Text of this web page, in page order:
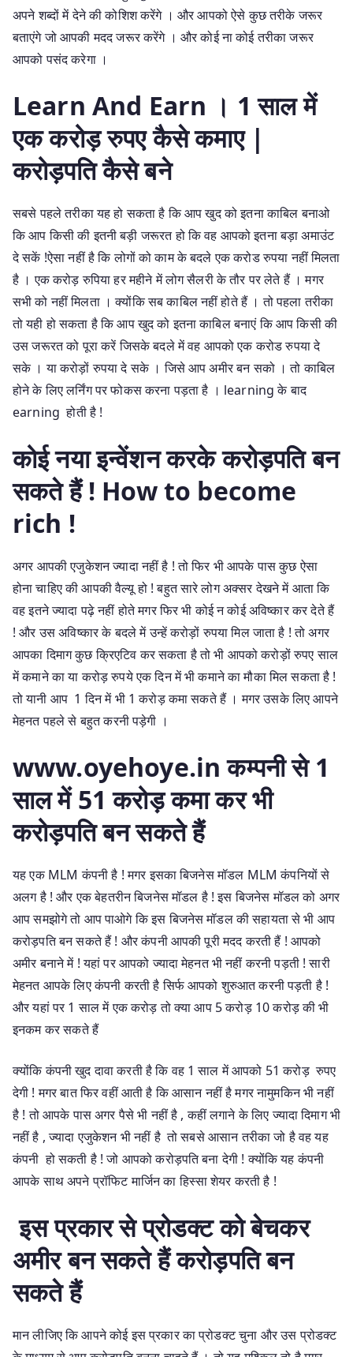
अपने शब्दों में देने की कोशिश करेंगे । और आपको ऐसे कुछ तरीके जरूर
बताएंगे जो आपकी मदद जरूर करेंगे । और कोई ना कोई तरीका जरूर
आपको पसंद करेगा ।
Learn And Earn । 1 साल में
एक करोड़ रुपए कैसे कमाए |
करोड़पति कैसे बने
सबसे पहले तरीका यह हो सकता है कि आप खुद को इतना काबिल बनाओ
कि आप किसी की इतनी बड़ी जरूरत हो कि वह आपको इतना बड़ा अमाउंट
दे सकें !ऐसा नहीं है कि लोगों को काम के बदले एक करोड रुपया नहीं मिलता
है । एक करोड़ रुपिया हर महीने में लोग सैलरी के तौर पर लेते हैं । मगर
सभी को नहीं मिलता । क्योंकि सब काबिल नहीं होते हैं । तो पहला तरीका
तो यही हो सकता है कि आप खुद को इतना काबिल बनाएं कि आप किसी की
उस जरूरत को पूरा करें जिसके बदले में वह आपको एक करोड रुपया दे
सके । या करोड़ों रुपया दे सके । जिसे आप अमीर बन सको । तो काबिल
होने के लिए लर्निंग पर फोकस करना पड़ता है । learning के बाद
earning होती है !
कोई नया इन्वेंशन करके करोड़पति बन
सकते हैं ! How to become
rich !
अगर आपकी एजुकेशन ज्यादा नहीं है ! तो फिर भी आपके पास कुछ ऐसा
होना चाहिए की आपकी वैल्यू हो ! बहुत सारे लोग अक्सर देखने में आता कि
वह इतने ज्यादा पढ़े नहीं होते मगर फिर भी कोई न कोई अविष्कार कर देते हैं
! और उस अविष्कार के बदले में उन्हें करोड़ों रुपया मिल जाता है ! तो अगर
आपका दिमाग कुछ क्रिएटिव कर सकता है तो भी आपको करोड़ों रुपए साल
में कमाने का या करोड़ रुपये एक दिन में भी कमाने का मौका मिल सकता है !
तो यानी आप 1 दिन में भी 1 करोड़ कमा सकते हैं । मगर उसके लिए आपने
मेहनत पहले से बहुत करनी पड़ेगी ।
www.oyehoye.in कम्पनी से 1
साल में 51 करोड़ कमा कर भी
करोड़पति बन सकते हैं
यह एक MLM कंपनी है ! मगर इसका बिजनेस मॉडल MLM कंपनियों से
अलग है ! और एक बेहतरीन बिजनेस मॉडल है ! इस बिजनेस मॉडल को अगर
आप समझोगे तो आप पाओगे कि इस बिजनेस मॉडल की सहायता से भी आप
करोड़पति बन सकते हैं ! और कंपनी आपकी पूरी मदद करती हैं ! आपको
अमीर बनाने में ! यहां पर आपको ज्यादा मेहनत भी नहीं करनी पड़ती ! सारी
मेहनत आपके लिए कंपनी करती है सिर्फ आपको शुरुआत करनी पड़ती है !
और यहां पर 1 साल में एक करोड़ तो क्या आप 5 करोड़ 10 करोड़ की भी
इनकम कर सकते हैं
क्योंकि कंपनी खुद दावा करती है कि वह 1 साल में आपको 51 करोड़ रुपए
देगी ! मगर बात फिर वहीं आती है कि आसान नहीं है मगर नामुमकिन भी नहीं
है ! तो आपके पास अगर पैसे भी नहीं है , कहीं लगाने के लिए ज्यादा दिमाग भी
नहीं है , ज्यादा एजुकेशन भी नहीं है तो सबसे आसान तरीका जो है वह यह
कंपनी हो सकती है ! जो आपको करोड़पति बना देगी ! क्योंकि यह कंपनी
आपके साथ अपने प्रॉफिट मार्जिन का हिस्सा शेयर करती है !
इस प्रकार से प्रोडक्ट को बेचकर
अमीर बन सकते हैं करोड़पति बन
सकते हैं
मान लीजिए कि आपने कोई इस प्रकार का प्रोडक्ट चुना और उस प्रोडक्ट